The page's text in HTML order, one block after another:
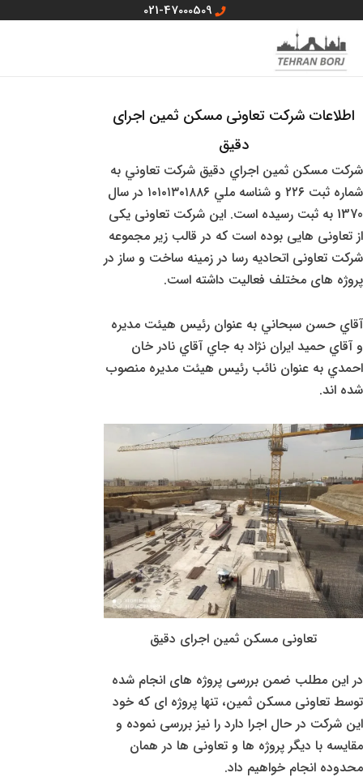
محتوا
021-47000509
اطلاعات شرکت تعاونی مسکن ثمین اجرای
دقیق
شرکت مسکن ثمين اجراي دقيق شرکت تعاوني به
شماره ثبت ۲۲۶ و شناسه ملي ۱۰۱۰۱۳۰۱۸۸۶ در سال
1370 به ثبت رسیده است. این شرکت تعاونی یکی
از تعاونی هایی بوده است که در قالب زیر مجموعه
شرکت تعاونی اتحادیه رسا در زمینه ساخت و ساز در
پروژه های مختلف فعالیت داشته است.
آقاي حسن سبحاني به عنوان رئيس هيئت مديره
و آقاي حميد ايران نژاد به جاي آقاي نادر خان
احمدي به عنوان نائب رئيس هيئت مديره منصوب
شده اند.
تعاونی مسکن ثمین اجرای دقیق
در این مطلب ضمن بررسی پروژه های انجام شده
توسط تعاونی مسکن ثمین، تنها پروژه ای که خود
این شرکت در حال اجرا دارد را نیز بررسی نموده و
مقایسه با دیگر پروژه ها و تعاونی ها در همان
محدوده انجام خواهیم داد.